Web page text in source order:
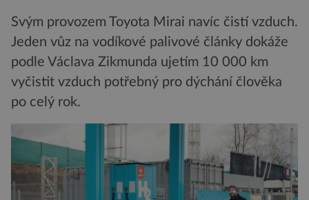
Svým provozem Toyota Mirai navíc čistí vzduch.
Jeden vůz na vodíkové palivové články dokáže
podle Václava Zikmunda ujetím 10 000 km
vyčistit vzduch potřebný pro dýchání člověka
po celý rok.